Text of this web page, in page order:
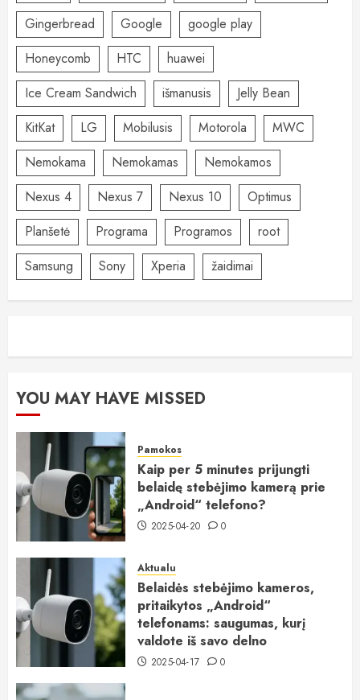
Gingerbread
Google
google play
Honeycomb
HTC
huawei
Ice Cream Sandwich
išmanusis
Jelly Bean
KitKat
LG Mobilusis Motorola
MWC
Nemokama
Nemokamas
Nemokamos
Nexus 4
Nexus 7 Nexus 10
Optimus
Planšetė
Programa Programos
root
Samsung
Sony Xperia žaidimai
YOU MAY HAVE MISSED
Pamokos
Kaip per 5 minutes prijungti
belaidę stebėjimo kamerą prie
„Android“ telefono?
2025-04-20 0
Aktualu
Belaidės stebėjimo kameros,
pritaikytos „Android“
telefonams: saugumas, kurį
valdote iš savo delno
2025-04-17 0